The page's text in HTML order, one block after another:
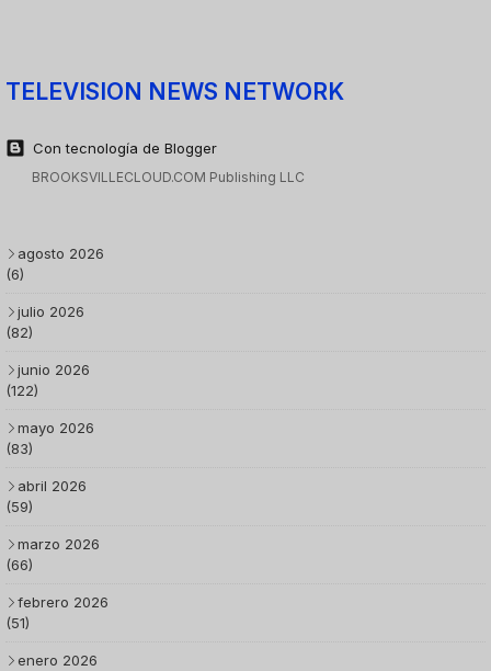
TELEVISION NEWS NETWORK
Con tecnología de Blogger
BROOKSVILLECLOUD.COM Publishing LLC
agosto 2026
(6)
julio 2026
(82)
junio 2026
(122)
mayo 2026
(83)
abril 2026
(59)
marzo 2026
(66)
febrero 2026
(51)
enero 2026